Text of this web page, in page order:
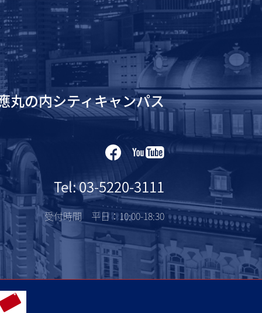
丸の内シティキャンパス
Tel: 03-5220-3111
受付時間 平日：10:00-18:30